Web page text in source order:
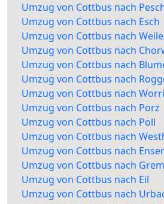
Umzug von Cottbus nach
Umzug von Cottbus nach Esch
Umzug von Cottbus nach
Umzug von Cottbus nach
Umzug von Cottbus nach
Umzug von Cottbus nach
Umzug von Cottbus nach
Umzug von Cottbus nach Porz
Umzug von Cottbus nach Poll
Umzug von Cottbus nach
Umzug von Cottbus nach
Umzug von Cottbus nach
Umzug von Cottbus nach Eil
Umzug von Cottbus nach